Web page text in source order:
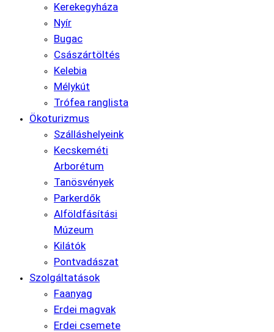
Kerekegyháza
Nyír
Bugac
Császártöltés
Kelebia
Mélykút
Trófea ranglista
Ökoturizmus
Szálláshelyeink
Kecskeméti
Arborétum
Tanösvények
Parkerdők
Alföldfásítási
Múzeum
Kilátók
Pontvadászat
Szolgáltatások
Faanyag
Erdei magvak
Erdei csemete